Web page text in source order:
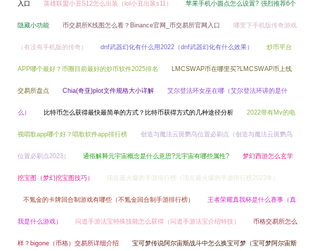
入口 英雄联盟小丑S12怎么出装（lol小丑出装s11） 苹果手机小圆点怎么设置? 强烈推荐6个
隐藏小功能 币交易所K线图怎么看？Binance官网_币交易所官网入口 哪里下手机版传奇游戏
（有没有手机版的传奇） dnf武器幻化有什么用2022（dnf武器幻化有什么效果） 炒币平台
APP哪个最好？币圈目前最好的炒币软件2025排名 LMCSWAP币在哪里买?LMCSWAP币上线
交易所盘点 Chia(奇亚)plot文件规格大小详解 艾尔登法环女巫在哪（艾尔登法环讲的是什
么） 比特币怎么获得最快最简单的方式？比特币获得方式的几种途径分析 2022带有Mv的电
视唱歌app哪个好？唱歌软件app排行榜 创造与魔法云斑鹦鸟位置必刷点（创造与魔法云斑鹦鸟
位置必刷点2023） 通俗解释元宇宙概念是什么意思?元宇宙有哪些属性? 梦幻西游怎么玄学
挖宝图（梦幻挖宝图技巧） 现在最火爆的手游排行榜（现在最火爆的手游排行榜2023年）
不氪金的卡牌回合制游戏有哪些（不氪金回合制手游排行榜） 王者荣耀真我杯是什么赛事（真
我是什么游戏） 问道手游法宝特殊技能怎么获得（问道手游法宝介绍特技） 币格交易所怎么
样？bigone（币格）交易所详细介绍 宝可梦传说阿尔宙斯战斗中怎么换宝可梦（宝可梦阿尔宙斯